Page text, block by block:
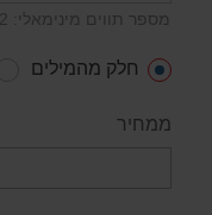
מספר תווים מינימאלי: 2
חלק מהמילים
ממחיר